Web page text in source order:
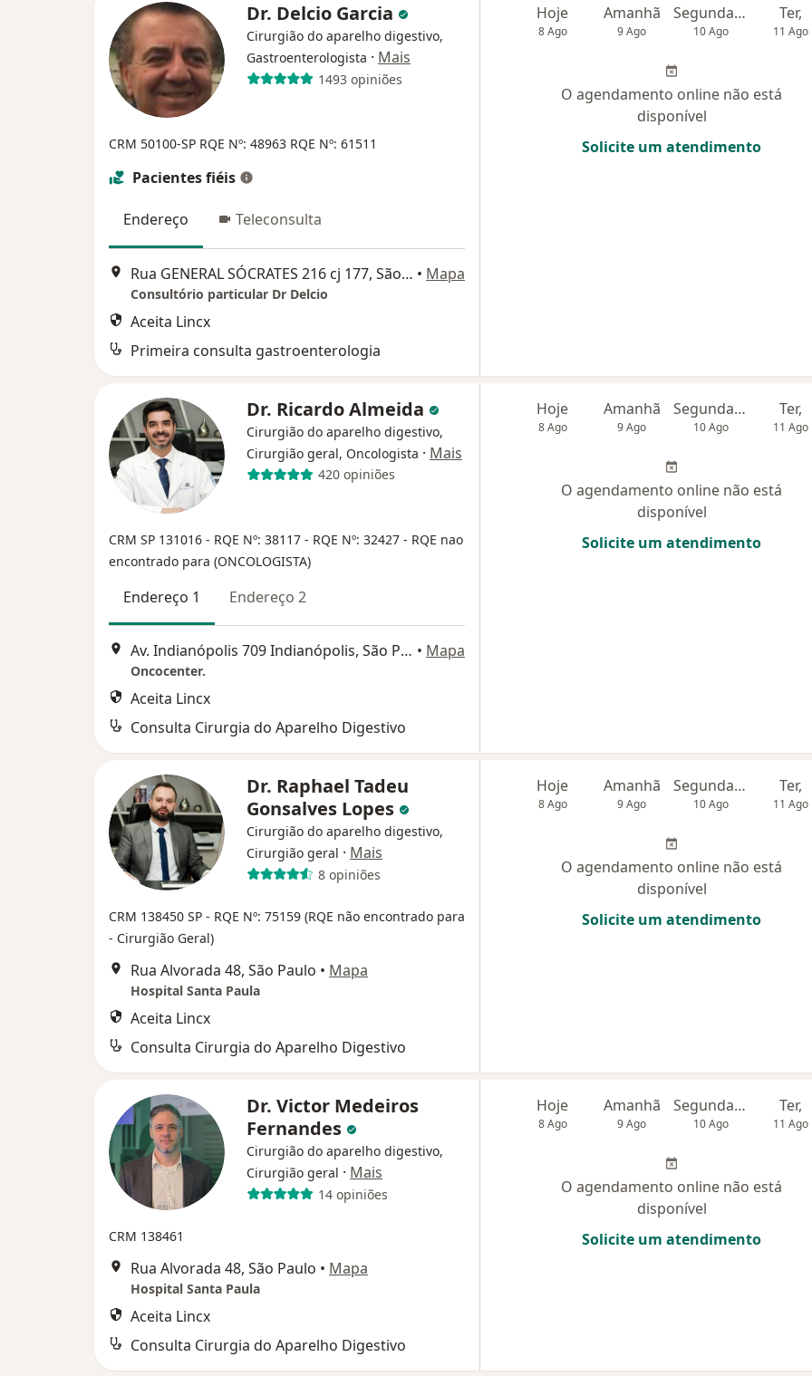
Dr. Delcio Garcia
Cirurgião do aparelho digestivo,
Gastroenterologista · Mais
1493 opiniões
CRM 50100-SP RQE Nº: 48963 RQE Nº: 61511
Pacientes fiéis
Endereço Teleconsulta
Rua GENERAL SÓCRATES 216 cj 177, São Paulo • Mapa
Consultório particular Dr Delcio
Aceita Lincx
Primeira consulta gastroenterologia
Hoje
8 Ago
Amanhã
9 Ago
Segunda-feira
10 Ago
Ter,
11 Ago
O agendamento online não está
disponível
Solicite um atendimento
Dr. Ricardo Almeida
Cirurgião do aparelho digestivo,
Cirurgião geral, Oncologista · Mais
420 opiniões
CRM SP 131016 - RQE Nº: 38117 - RQE Nº: 32427 - RQE nao
encontrado para (ONCOLOGISTA)
Endereço 1 Endereço 2
Av. Indianópolis 709 Indianópolis, São Paulo • Mapa
Oncocenter.
Aceita Lincx
Consulta Cirurgia do Aparelho Digestivo
Hoje
8 Ago
Amanhã
9 Ago
Segunda-feira
10 Ago
Ter,
11 Ago
O agendamento online não está
disponível
Solicite um atendimento
Dr. Raphael Tadeu
Gonsalves Lopes
Cirurgião do aparelho digestivo,
Cirurgião geral · Mais
8 opiniões
CRM 138450 SP - RQE Nº: 75159 (RQE não encontrado para
- Cirurgião Geral)
Rua Alvorada 48, São Paulo • Mapa
Hospital Santa Paula
Aceita Lincx
Consulta Cirurgia do Aparelho Digestivo
Hoje
8 Ago
Amanhã
9 Ago
Segunda-feira
10 Ago
Ter,
11 Ago
O agendamento online não está
disponível
Solicite um atendimento
Dr. Victor Medeiros
Fernandes
Cirurgião do aparelho digestivo,
Cirurgião geral · Mais
14 opiniões
CRM 138461
Rua Alvorada 48, São Paulo • Mapa
Hospital Santa Paula
Aceita Lincx
Consulta Cirurgia do Aparelho Digestivo
Hoje
8 Ago
Amanhã
9 Ago
Segunda-feira
10 Ago
Ter,
11 Ago
O agendamento online não está
disponível
Solicite um atendimento